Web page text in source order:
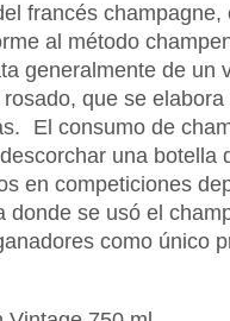
francés champagne,
al método
generalmente de un
que se
El consumo de
una botella
en competiciones
donde se usó el
como único